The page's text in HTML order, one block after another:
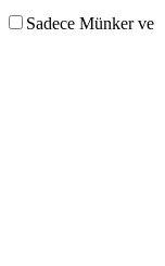
Sadece Münker ve